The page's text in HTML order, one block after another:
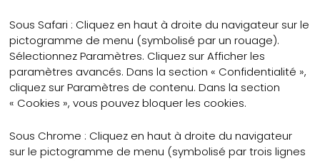
Sous Safari : Cliquez en haut à droite du navigateur sur le
pictogramme de menu (symbolisé par un rouage).
Sélectionnez Paramètres. Cliquez sur Afficher les
paramètres avancés. Dans la section « Confidentialité »,
cliquez sur Paramètres de contenu. Dans la section
« Cookies », vous pouvez bloquer les cookies.
Sous Chrome : Cliquez en haut à droite du navigateur
sur le pictogramme de menu (symbolisé par trois lignes